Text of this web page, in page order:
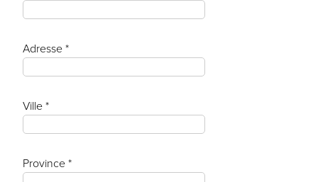
Adresse *
Ville *
Province *